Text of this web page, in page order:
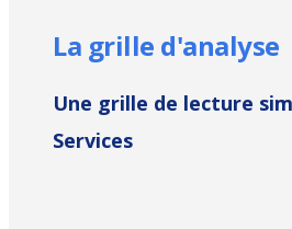
La grille d'analyse
Une grille de lecture
Services